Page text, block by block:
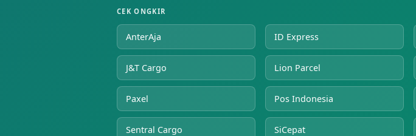
CEK ONGKIR
AnterAja ID Express
J&T Cargo Lion Parcel
Paxel Pos Indonesia
Sentral Cargo SiCepat